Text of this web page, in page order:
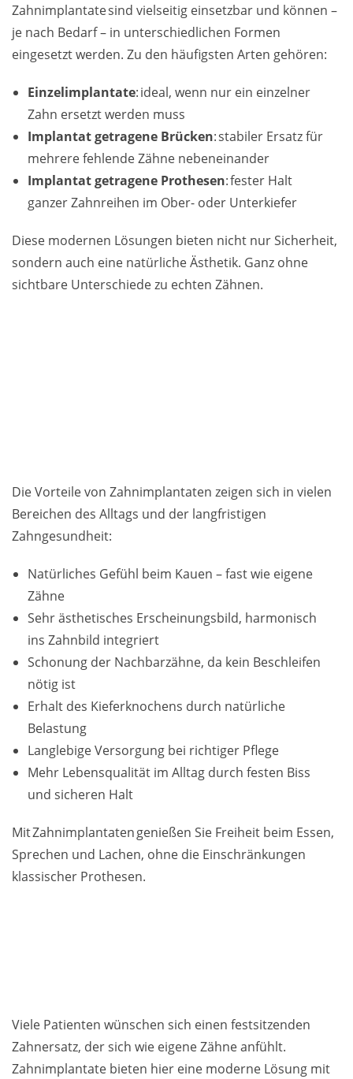
Zahnimplantate sind vielseitig einsetzbar und können –
je nach Bedarf – in unterschiedlichen Formen
eingesetzt werden. Zu den häufigsten Arten gehören:
Einzelimplantate: ideal, wenn nur ein einzelner
Zahn ersetzt werden muss
Implantat getragene Brücken: stabiler Ersatz für
mehrere fehlende Zähne nebeneinander
Implantat getragene Prothesen: fester Halt
ganzer Zahnreihen im Ober- oder Unterkiefer
Diese modernen Lösungen bieten nicht nur Sicherheit,
sondern auch eine natürliche Ästhetik. Ganz ohne
sichtbare Unterschiede zu echten Zähnen.
Die Vorteile von Zahnimplantaten zeigen sich in vielen
Bereichen des Alltags und der langfristigen
Zahngesundheit:
Natürliches Gefühl beim Kauen – fast wie eigene
Zähne
Sehr ästhetisches Erscheinungsbild, harmonisch
ins Zahnbild integriert
Schonung der Nachbarzähne, da kein Beschleifen
nötig ist
Erhalt des Kieferknochens durch natürliche
Belastung
Langlebige Versorgung bei richtiger Pflege
Mehr Lebensqualität im Alltag durch festen Biss
und sicheren Halt
Mit Zahnimplantaten genießen Sie Freiheit beim Essen,
Sprechen und Lachen, ohne die Einschränkungen
klassischer Prothesen.
Viele Patienten wünschen sich einen festsitzenden
Zahnersatz, der sich wie eigene Zähne anfühlt.
Zahnimplantate bieten hier eine moderne Lösung mit